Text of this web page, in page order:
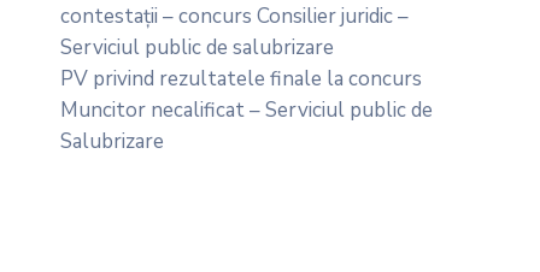
contestații – concurs Consilier juridic –
Serviciul public de salubrizare
PV privind rezultatele finale la concurs
Muncitor necalificat – Serviciul public de
Salubrizare